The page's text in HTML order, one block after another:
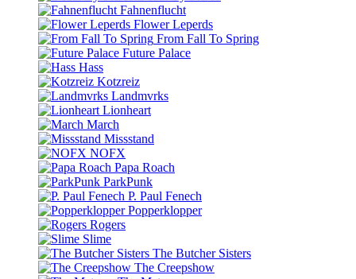
Fahnenflucht
Flower Leperds
From Fall To Spring
Future Palace
Hass
Kotzreiz
Landmvrks
Lionheart
March
Missstand
NOFX
Papa Roach
ParkPunk
P. Paul Fenech
Popperklopper
Rogers
Slime
The Butcher Sisters
The Creepshow